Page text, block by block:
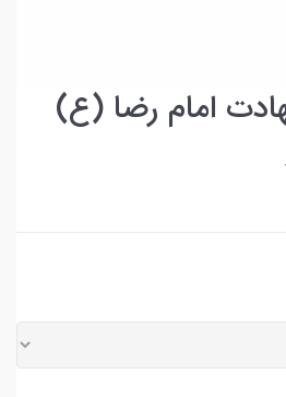
امام رضا (ع)